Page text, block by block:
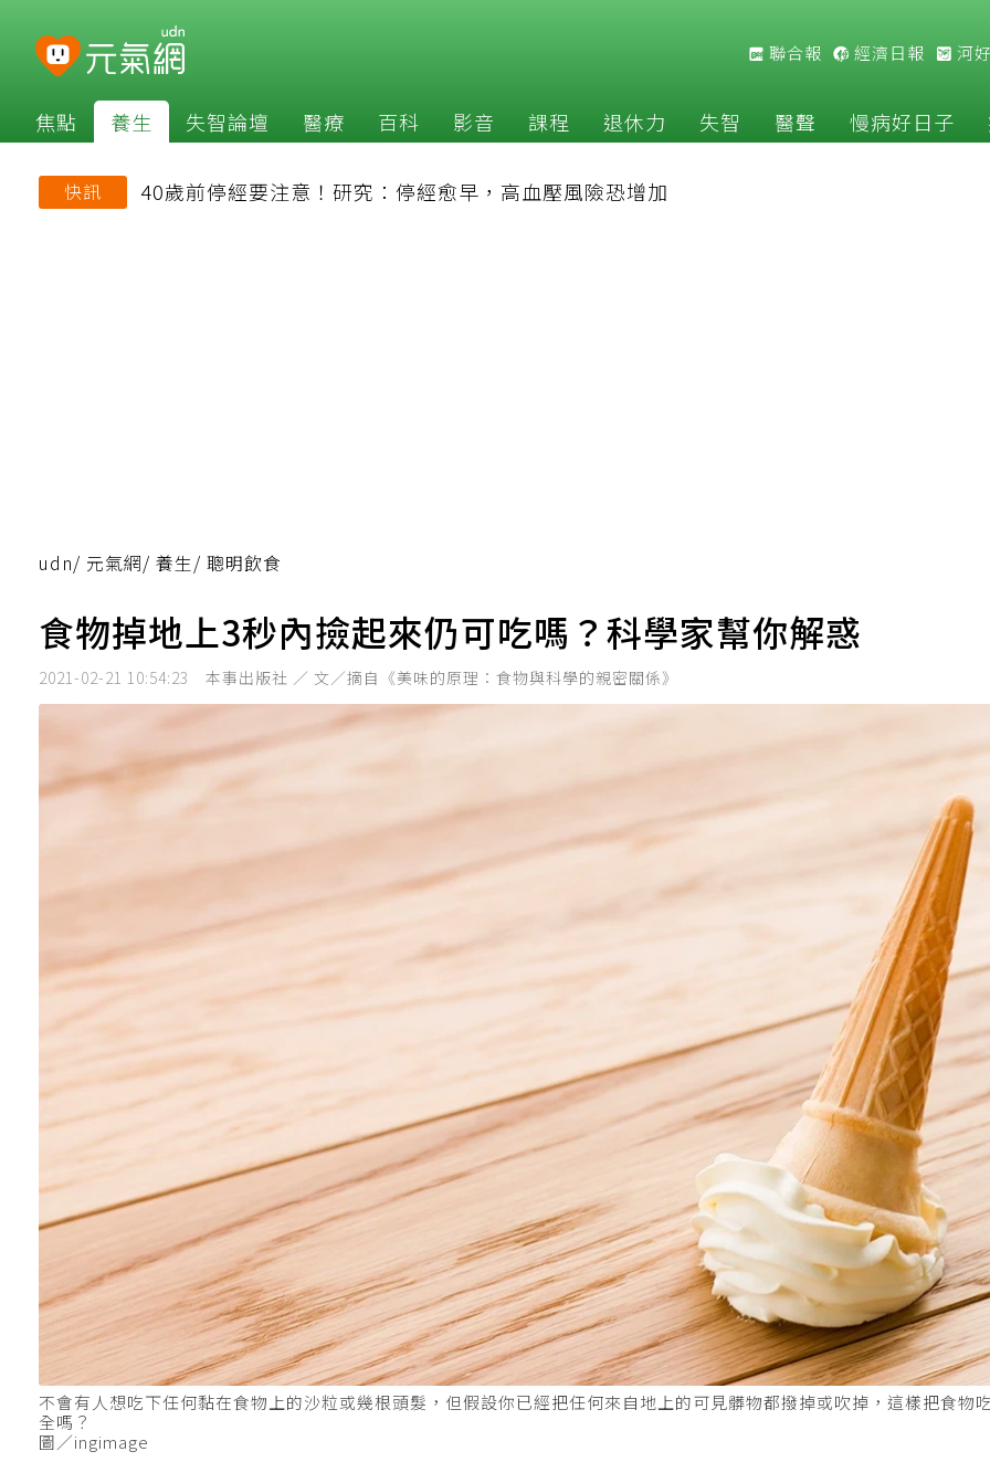
聯合報 經濟日報 河
焦點 養生 失智論壇 醫療 百科 影音 課程 退休力 失智 醫聲 慢病好日子
快訊 40歲前停經要注意！研究：停經愈早，高血壓風險恐增加
udn/ 元氣網/ 養生/ 聰明飲食
食物掉地上3秒內撿起來仍可吃嗎？科學家幫你解惑
2021-02-21 10:54:23 本事出版社 ／ 文／摘自《美味的原理：食物與科學的親密關係》
不會有人想吃下任何黏在食物上的沙粒或幾根頭髮，但假設你已經把任何來自地上的可見髒物都撥掉或吹掉，這樣把食物
全嗎？
圖／ingimage